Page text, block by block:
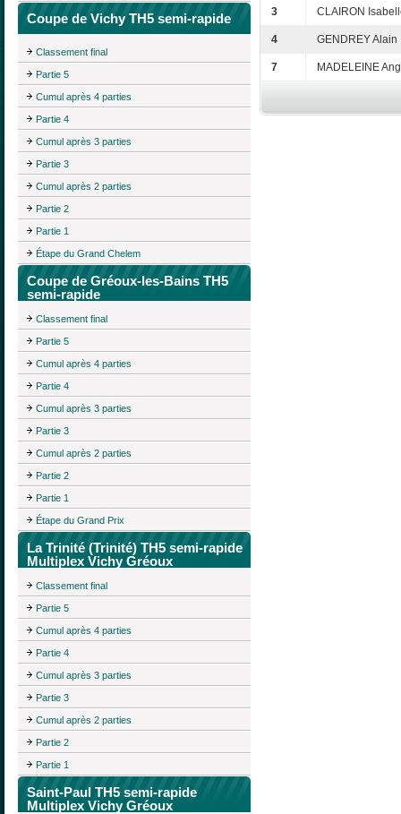
Coupe de Vichy TH5 semi-rapide
Classement final
Partie 5
Cumul après 4 parties
Partie 4
Cumul après 3 parties
Partie 3
Cumul après 2 parties
Partie 2
Partie 1
Étape du Grand Chelem
Coupe de Gréoux-les-Bains TH5
semi-rapide
Classement final
Partie 5
Cumul après 4 parties
Partie 4
Cumul après 3 parties
Partie 3
Cumul après 2 parties
Partie 2
Partie 1
Étape du Grand Prix
La Trinité (Trinité) TH5 semi-rapide
Multiplex Vichy Gréoux
Classement final
Partie 5
Cumul après 4 parties
Partie 4
Cumul après 3 parties
Partie 3
Cumul après 2 parties
Partie 2
Partie 1
Saint-Paul TH5 semi-rapide
Multiplex Vichy Gréoux
3 CLAIRON
4 GENDREY Alain
7 MADELEINE